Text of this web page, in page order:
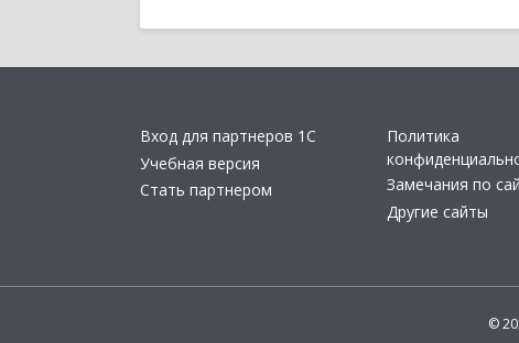
Вход для партнеров 1С
Учебная версия
Стать партнером
Политика
Замечания по
Другие сайты
©